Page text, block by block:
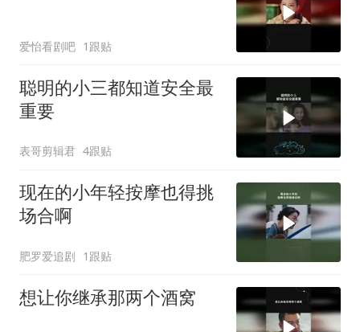
爱怡看剧吧 1跟贴
聪明的小三都知道安全最
重要
表哥剪辑君 4跟贴
现在的小年轻按摩也得挑
场合啊
肥罗爱追剧 1跟贴
想让你继承那两个酒窝